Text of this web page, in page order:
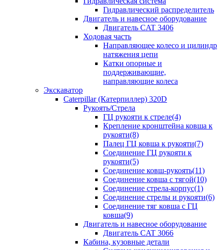
Гидравлический распределитель
Двигатель и навесное оборудование
Двигатель CAT 3406
Ходовая часть
Направляющее колесо и цилиндр
натяжения цепи
Катки опорные и
поддерживающие,
направляющие колеса
Экскаватор
Caterpillar (Катерпиллер) 320D
Рукоять/Стрела
ГЦ рукояти к стреле(4)
Крепление кронштейна ковша к
рукояти(8)
Палец ГЦ ковша к рукояти(7)
Соединение ГЦ рукояти к
рукояти(5)
Соединение ковш-рукоять(11)
Соединение ковша с тягой(10)
Соединение стрела-корпус(1)
Соединение стрелы и рукояти(6)
Соединение тяг ковша с ГЦ
ковша(9)
Двигатель и навесное оборудование
Двигатель CAT 3066
Кабина, кузовные детали